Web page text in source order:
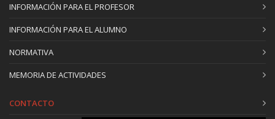
INFORMACIÓN PARA EL PROFESOR
INFORMACIÓN PARA EL ALUMNO
NORMATIVA
MEMORIA DE ACTIVIDADES
CONTACTO